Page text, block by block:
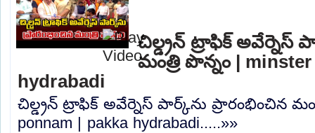
చిల్డ్రన్ ట్రాఫిక్ అవేర్నెస్
మంత్రి పొన్నం |
hydrabadi
చిల్డ్రన్ ట్రాఫిక్ అవేర్నెస్ పార్క్‌ను ప్రారంభించిన
ponnam | pakka hydrabadi.....»»